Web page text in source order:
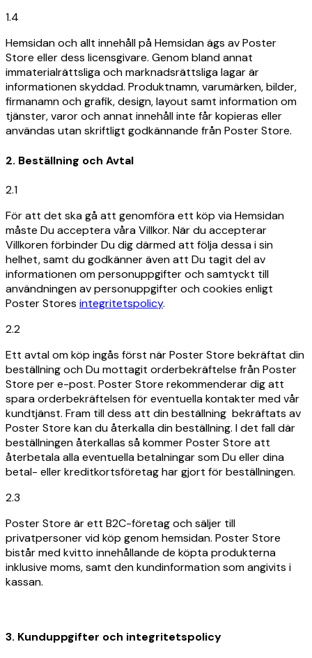
1.4
Hemsidan och allt innehåll på Hemsidan ägs av Poster
Store eller dess licensgivare. Genom bland annat
immaterialrättsliga och marknadsrättsliga lagar är
informationen skyddad. Produktnamn, varumärken, bilder,
firmanamn och grafik, design, layout samt information om
tjänster, varor och annat innehåll inte får kopieras eller
användas utan skriftligt godkännande från Poster Store.
2. Beställning och Avtal
2.1
För att det ska gå att genomföra ett köp via Hemsidan
måste Du acceptera våra Villkor. När du accepterar
Villkoren förbinder Du dig därmed att följa dessa i sin
helhet, samt du godkänner även att Du tagit del av
informationen om personuppgifter och samtyckt till
användningen av personuppgifter och cookies enligt
Poster Stores integritetspolicy.
2.2
Ett avtal om köp ingås först när Poster Store bekräftat din
beställning och Du mottagit orderbekräftelse från Poster
Store per e-post. Poster Store rekommenderar dig att
spara orderbekräftelsen för eventuella kontakter med vår
kundtjänst. Fram till dess att din beställning bekräftats av
Poster Store kan du återkalla din beställning. I det fall där
beställningen återkallas så kommer Poster Store att
återbetala alla eventuella betalningar som Du eller dina
betal- eller kreditkortsföretag har gjort för beställningen.
2.3
Poster Store är ett B2C-företag och säljer till
privatpersoner vid köp genom hemsidan. Poster Store
bistår med kvitto innehållande de köpta produkterna
inklusive moms, samt den kundinformation som angivits i
kassan.
3. Kunduppgifter och integritetspolicy